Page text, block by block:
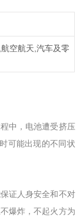
空航天,汽车及零
中，电池遭受挤压
可能出现的不同状
证人身安全和不对
爆炸，不起火方为